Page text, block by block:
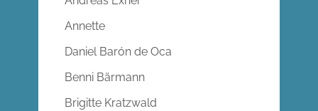
Annette
Daniel Barón de Oca
Benni Bärmann
Brigitte Kratzwald